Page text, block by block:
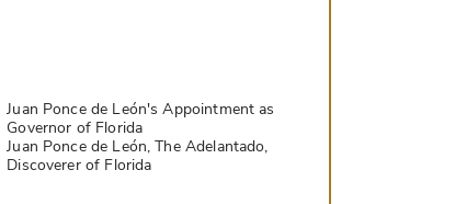
Juan Ponce de León's Appointment as
Governor of Florida
Juan Ponce de León, The Adelantado,
Discoverer of Florida